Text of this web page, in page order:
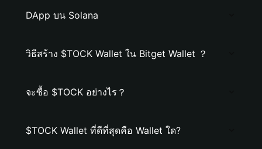
DApp บน Solana
วิธีสร้าง $TOCK Wallet ใน Bitget Wallet ？
จะซื้อ $TOCK อย่างไร？
$TOCK Wallet ที่ดีที่สุดคือ Wallet ใด?